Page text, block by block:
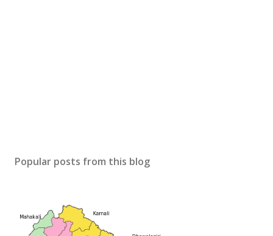
Popular posts from this blog